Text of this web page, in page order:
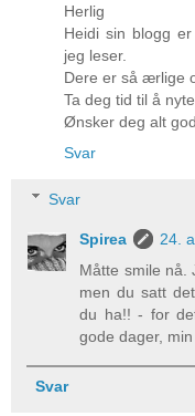
Herlig
Heidi sin blogg
jeg leser.
Dere er så ærlige
Ta deg tid til å
Ønsker deg alt
Svar
Svar
Spirea
24.
Måtte smile nå.
men du satt
du ha!! - for
gode dager,
Svar